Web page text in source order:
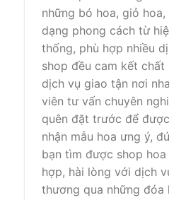
những bó hoa, giỏ
dạng phong cách từ
thống, phù hợp nhiều
shop đều cam kết
dịch vụ giao tận nơi
viên tư vấn chuyên
quên đặt trước để
nhận mẫu hoa ưng ý,
bạn tìm được shop
hợp, hài lòng với dịch
thương qua những đóa